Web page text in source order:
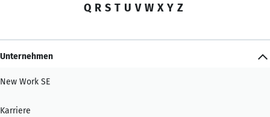
Q R S T U V W X Y Z
Unternehmen
New Work SE
Karriere